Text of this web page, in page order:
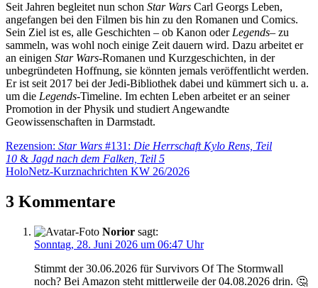
Seit Jahren begleitet nun schon Star Wars Carl Georgs Leben,
angefangen bei den Filmen bis hin zu den Romanen und Comics.
Sein Ziel ist es, alle Geschichten – ob Kanon oder Legends– zu
sammeln, was wohl noch einige Zeit dauern wird. Dazu arbeitet er
an einigen Star Wars-Romanen und Kurzgeschichten, in der
unbegründeten Hoffnung, sie könnten jemals veröffentlicht werden.
Er ist seit 2017 bei der Jedi-Bibliothek dabei und kümmert sich u. a.
um die Legends-Timeline. Im echten Leben arbeitet er an seiner
Promotion in der Physik und studiert Angewandte
Geowissenschaften in Darmstadt.
Beitragsnavigation
Vorheriger
Beitrag:
Rezension: Star Wars #131: Die Herrschaft Kylo Rens, Teil
10 & Jagd nach dem Falken, Teil 5
Nächster
HoloNetz-Kurznachrichten KW 26/2026
3 Kommentare
Norior sagt:
Sonntag, 28. Juni 2026 um 06:47 Uhr
Stimmt der 30.06.2026 für Survivors Of The Stormwall
noch? Bei Amazon steht mittlerweile der 04.08.2026 drin. 🤔